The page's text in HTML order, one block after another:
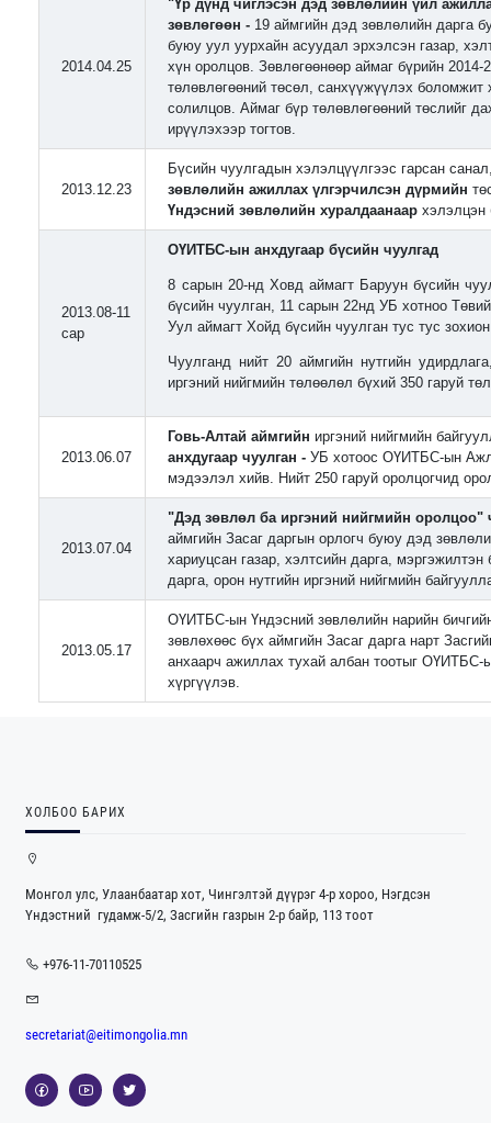
2014.04.25
"Үр дүнд чиглэсэн дэд зөвлөлийн үйл
зөвлөгөөн - 19 аймгийн дэд зөвлөлийн дарга
буюу уул уурхайн асуудал эрхэлсэн газар,
хүн оролцов. Зөвлөгөөнөөр аймаг бүрийн
төлөвлөгөөний төсөл, санхүүжүүлэх
солилцов. Аймаг бүр төлөвлөгөөний төслийг
ирүүлэхээр тогтов.
2013.12.23
Бүсийн чуулгадын хэлэлцүүлгээс гарсан
зөвлөлийн ажиллах үлгэрчилсэн дүрмийн
Үндэсний зөвлөлийн хуралдаанаархэлэлцэн
2013.08-11
сар
ОҮИТБС-ын анхдугаар бүсийн чуулгад
8 сарын 20-нд Ховд аймагт Баруун бүсийн
бүсийн чуулган, 11 сарын 22нд УБ хотноо
Уул аймагт Хойд бүсийн чуулган тус тус
Чуулганд нийт 20 аймгийн нутгийн
иргэний нийгмийн төлөөлөл бүхий 350 гаруй
2013.06.07
Говь-Алтай аймгийн иргэний нийгмийн
анхдугаар чуулган -УБ хотоос ОҮИТБС-ын
мэдээлэл хийв. Нийт 250 гаруй оролцогчид
2013.07.04
"Дэд зөвлөл ба иргэний нийгмийн оролцоо"
аймгийн Засаг даргын орлогч буюу дэд
хариуцсан газар, хэлтсийн дарга,
дарга, орон нутгийн иргэний нийгмийн
2013.05.17
ОҮИТБС-ын Үндэсний зөвлөлийн нарийн
зөвлөхөөс бүх аймгийн Засаг дарга нарт
анхаарч ажиллах тухай албан тоотыг ОҮИТБС-
хүргүүлэв.
ХОЛБОО БАРИХ
Монгол улс, Улаанбаатар хот, Чингэлтэй дүүрэг 4-р хороо, Нэгдсэн
Үндэстний гудамж-5/2, Засгийн газрын 2-р байр, 113 тоот
+976-11-70110525
secretariat@eitimongolia.mn